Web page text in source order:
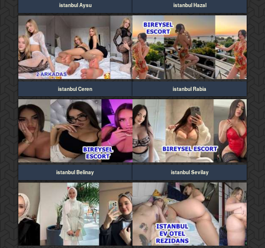
istanbul Aysu istanbul Hazal
istanbul Ceren istanbul Rabia
istanbul Belinay istanbul Sevilay